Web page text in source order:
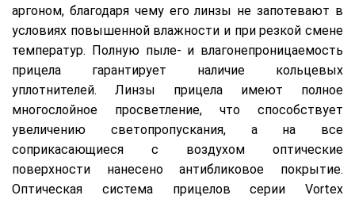
аргоном, благодаря чему его линзы не запотевают в
условиях повышенной влажности и при резкой смене
температур. Полную пыле- и влагонепроницаемость
прицела гарантирует наличие кольцевых
уплотнителей. Линзы прицела имеют полное
многослойное просветление, что способствует
увеличению светопропускания, а на все
соприкасающиеся с воздухом оптические
поверхности нанесено антибликовое покрытие.
Оптическая система прицелов серии Vortex